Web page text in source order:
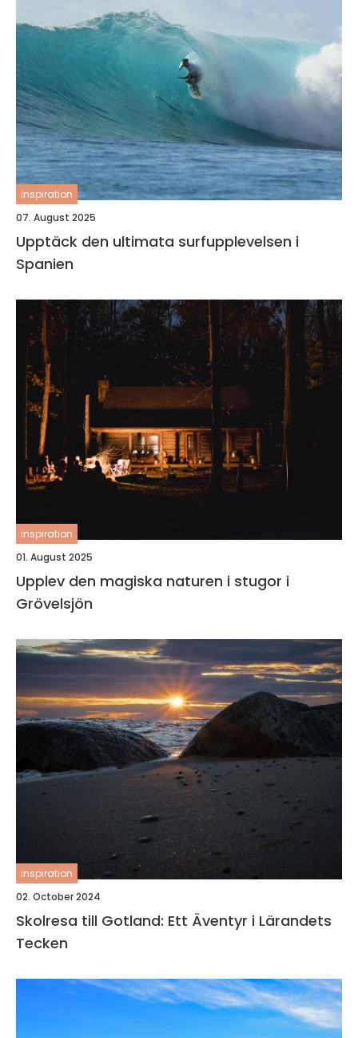
inspiration
07. August 2025
Upptäck den ultimata surfupplevelsen i
Spanien
inspiration
01. August 2025
Upplev den magiska naturen i stugor i
Grövelsjön
inspiration
02. October 2024
Skolresa till Gotland: Ett Äventyr i Lärandets
Tecken